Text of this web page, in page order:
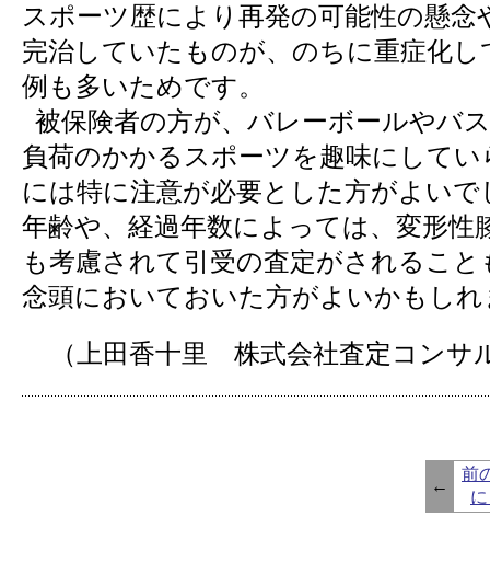
スポーツ歴により再発の可能性の懸念
完治していたものが、のちに重症化
例も多いためです。
被保険者の方が、バレーボールやバ
負荷のかかるスポーツを趣味にして
には特に注意が必要とした方がよい
年齢や、経過年数によっては、変形性
も考慮されて引受の査定がされるこ
念頭においておいた方がよいかもし
（上田香十里 株式会社査定コンサ
←
前